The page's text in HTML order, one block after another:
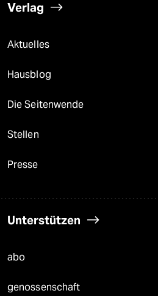
Verlag
Aktuelles
Hausblog
Die Seitenwende
Stellen
Presse
Unterstützen
abo
genossenschaft